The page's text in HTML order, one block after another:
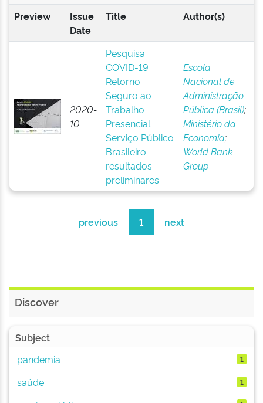
Preview
Issue
Date
Title Author(s)
2020-
10
Pesquisa
COVID-19
Retorno
Seguro ao
Trabalho
Presencial.
Serviço Público
Brasileiro:
resultados
preliminares
Escola
Nacional de
Administração
Pública (Brasil);
Ministério da
Economia;
World Bank
Group
previous 1 next
Discover
Subject
pandemia
1
saúde 1